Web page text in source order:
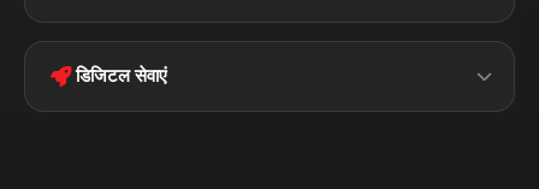
Terms &
Conditions
Privacy Policy
बिहार क्राइम
पॉलिटिकल झारखण्ड
डिजिटल सेवाएं